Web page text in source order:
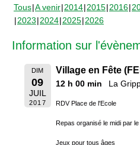
Tous A venir 2014 2015 2016
2023 2024 2025 2026
Information sur
DIM
09
JUIL
2017
Village en Fête
12 h 00 min La
RDV Place de l'Ecole
Repas organisé le midi par
Jeux pour tous âges